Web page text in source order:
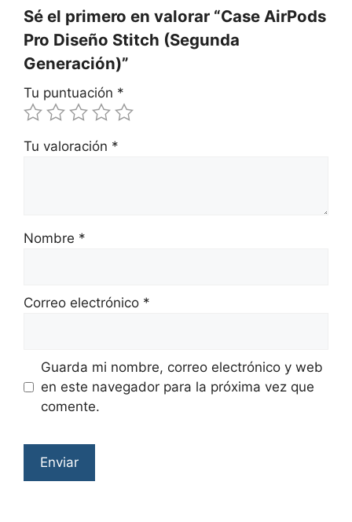
Sé el primero en valorar “Case AirPods
Pro Diseño Stitch (Segunda
Generación)”
Tu puntuación *
Tu valoración *
Nombre *
Correo electrónico *
Guarda mi nombre, correo electrónico y web
en este navegador para la próxima vez que
comente.